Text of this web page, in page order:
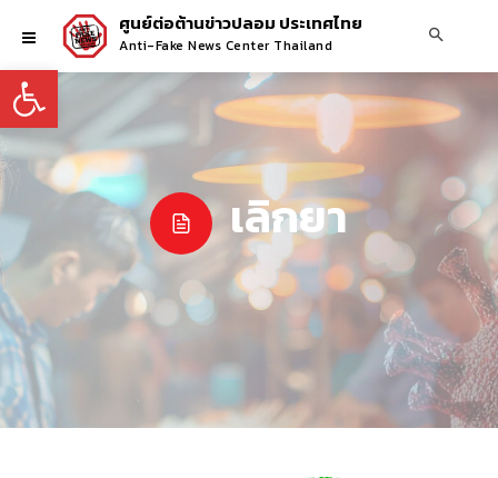
Open toolbar
ศูนย์ต่อต้านข่าวปลอม ประเทศไทย
Anti-Fake News Center Thailand
เลิกยา